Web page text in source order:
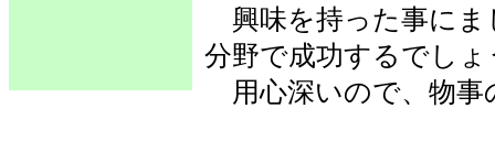
興味を持った事にま
分野で成功するでし
用心深いので、物事